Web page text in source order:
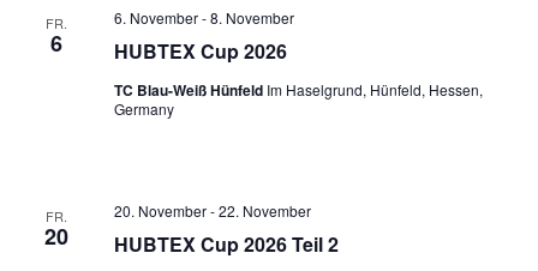
FR.
6 HUBTEX Cup 2026
6. November-8. November
TC Blau-Weiß Hünfeld Im Haselgrund, Hünfeld, Hessen,
Germany
FR.
20 HUBTEX Cup 2026 Teil 2
20. November-22. November